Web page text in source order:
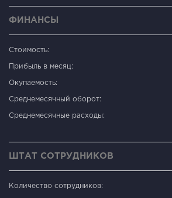
ФИНАНСЫ
Стоимость:
Прибыль в месяц:
Окупаемость:
Среднемесячный оборот:
Среднемесячные расходы:
ШТАТ СОТРУДНИКОВ
Количество сотрудников: